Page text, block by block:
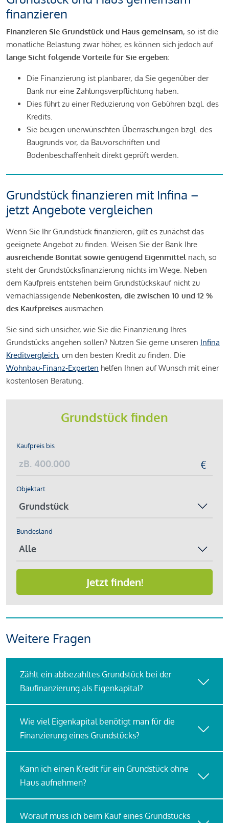
finanzieren
Finanzieren Sie Grundstück und Haus gemeinsam, so ist die
monatliche Belastung zwar höher, es können sich jedoch auf
lange Sicht folgende Vorteile für Sie ergeben:
Die Finanzierung ist planbarer, da Sie gegenüber der
Bank nur eine Zahlungsverpflichtung haben.
Dies führt zu einer Reduzierung von Gebühren bzgl. des
Kredits.
Sie beugen unerwünschten Überraschungen bzgl. des
Baugrunds vor, da Bauvorschriften und
Bodenbeschaffenheit direkt geprüft werden.
Grundstück finanzieren mit Infina –
jetzt Angebote vergleichen
Wenn Sie Ihr Grundstück finanzieren, gilt es zunächst das
geeignete Angebot zu finden. Weisen Sie der Bank Ihre
ausreichende Bonität sowie genügend Eigenmittel nach, so
steht der Grundstücksfinanzierung nichts im Wege. Neben
dem Kaufpreis entstehen beim Grundstückskauf nicht zu
vernachlässigende Nebenkosten, die zwischen 10 und 12 %
des Kaufpreises ausmachen.
Sie sind sich unsicher, wie Sie die Finanzierung Ihres
Grundstücks angehen sollen? Nutzen Sie gerne unseren Infina
Kreditvergleich, um den besten Kredit zu finden. Die
Wohnbau-Finanz-Experten helfen Ihnen auf Wunsch mit einer
kostenlosen Beratung.
Grundstück finden
Kaufpreis bis
Objektart
Bundesland
Jetzt finden!
Weitere Fragen
Zählt ein abbezahltes Grundstück bei der
Baufinanzierung als Eigenkapital?
Wie viel Eigenkapital benötigt man für die
Finanzierung eines Grundstücks?
Kann ich einen Kredit für ein Grundstück ohne
Haus aufnehmen?
Worauf muss ich beim Kauf eines Grundstücks